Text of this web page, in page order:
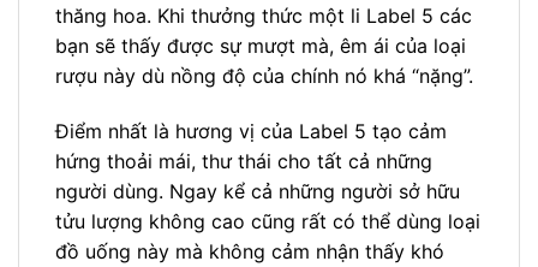
thăng hoa. Khi thưởng thức một li Label 5 các
bạn sẽ thấy được sự mượt mà, êm ái của loại
rượu này dù nồng độ của chính nó khá “nặng”.
Điểm nhất là hương vị của Label 5 tạo cảm
hứng thoải mái, thư thái cho tất cả những
người dùng. Ngay kể cả những người sở hữu
tửu lượng không cao cũng rất có thể dùng loại
đồ uống này mà không cảm nhận thấy khó